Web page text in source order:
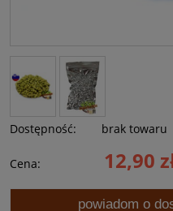
Dostępność: brak towaru
Cena: 12,90
powiadom o